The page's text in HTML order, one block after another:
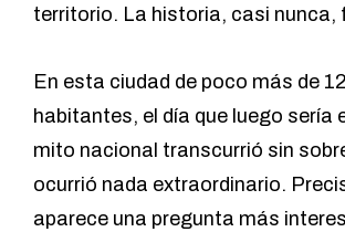
territorio. La historia, casi nunca,
En esta ciudad de poco más de
habitantes, el día que luego sería
mito nacional transcurrió sin
ocurrió nada extraordinario.
aparece una pregunta más